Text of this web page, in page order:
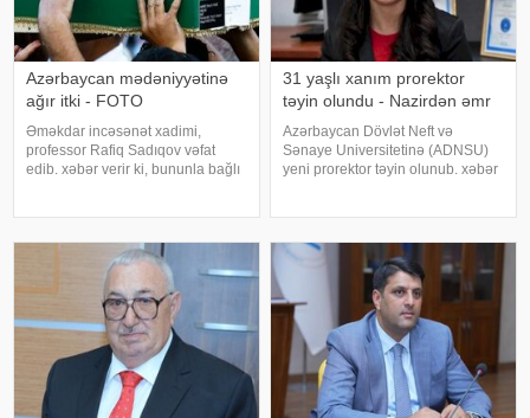
Azərbaycan mədəniyyətinə
ağır itki - FOTO
Əməkdar incəsənət xadimi,
professor Rafiq Sadıqov vəfat
edib. xəbər verir ki, bununla bağlı
dəyişib. Qeyd edək ki, o, həmçini
31 yaşlı xanım prorektor
təyin olundu - Nazirdən əmr
Azərbaycan Dövlət Neft və
Sənaye Universitetinə (ADNSU)
yeni prorektor təyin olunub. xəbər
Adilova ali məktəbin Beynəlxalq
əlaqələ